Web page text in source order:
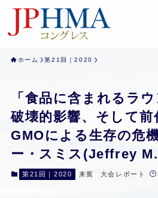
ホーム 第21回｜2020
「食品に含まれるラ
破壊的影響、そして前
GMOによる生存の危
ー・スミス(Jeffrey
第21回｜2020 来賓 大会レポート